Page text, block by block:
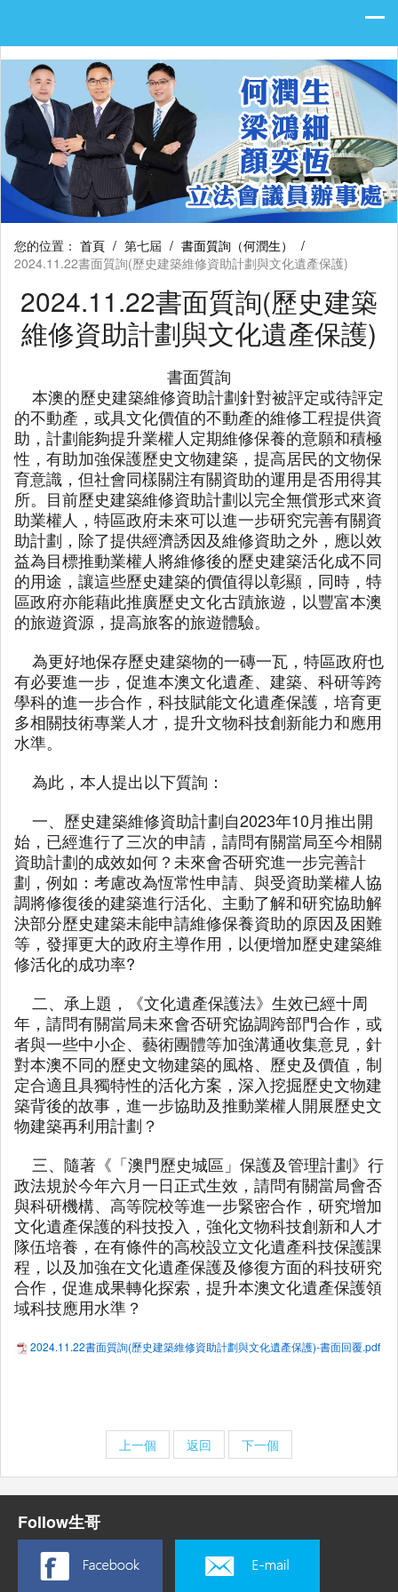
您的位置： 首頁 / 第七屆 / 書面質詢（何潤生）
/
2024.11.22書面質詢(歷史建築維修資助計劃與文化遺產保護)
2024.11.22書面質詢(歷史建築
維修資助計劃與文化遺產保護)
書面質詢
本澳的歷史建築維修資助計劃針對被評定或待評定
的不動產，或具文化價值的不動產的維修工程提供資
助，計劃能夠提升業權人定期維修保養的意願和積極
性，有助加強保護歷史文物建築，提高居民的文物保
育意識，但社會同樣關注有關資助的運用是否用得其
所。目前歷史建築維修資助計劃以完全無償形式來資
助業權人，特區政府未來可以進一步研究完善有關資
助計劃，除了提供經濟誘因及維修資助之外，應以效
益為目標推動業權人將維修後的歷史建築活化成不同
的用途，讓這些歷史建築的價值得以彰顯，同時，特
區政府亦能藉此推廣歷史文化古蹟旅遊，以豐富本澳
的旅遊資源，提高旅客的旅遊體驗。
為更好地保存歷史建築物的一磚一瓦，特區政府也
有必要進一步，促進本澳文化遺產、建築、科研等跨
學科的進一步合作，科技賦能文化遺產保護，培育更
多相關技術專業人才，提升文物科技創新能力和應用
水準。
為此，本人提出以下質詢：
一、歷史建築維修資助計劃自2023年10月推出開
始，已經進行了三次的申請，請問有關當局至今相關
資助計劃的成效如何？未來會否研究進一步完善計
劃，例如：考慮改為恆常性申請、與受資助業權人協
調將修復後的建築進行活化、主動了解和研究協助解
決部分歷史建築未能申請維修保養資助的原因及困難
等，發揮更大的政府主導作用，以便增加歷史建築維
修活化的成功率?
二、承上題，《文化遺產保護法》生效已經十周
年，請問有關當局未來會否研究協調跨部門合作，或
者與一些中小企、藝術團體等加強溝通收集意見，針
對本澳不同的歷史文物建築的風格、歷史及價值，制
定合適且具獨特性的活化方案，深入挖掘歷史文物建
築背後的故事，進一步協助及推動業權人開展歷史文
物建築再利用計劃？
三、隨著《「澳門歷史城區」保護及管理計劃》行
政法規於今年六月一日正式生效，請問有關當局會否
與科研機構、高等院校等進一步緊密合作，研究增加
文化遺產保護的科技投入，強化文物科技創新和人才
隊伍培養，在有條件的高校設立文化遺產科技保護課
程，以及加強在文化遺產保護及修復方面的科技研究
合作，促進成果轉化探索，提升本澳文化遺產保護領
域科技應用水準？
2024.11.22書面質詢(歷史建築維修資助計劃與文化遺產保護)-書面回覆.pdf
上一個 返回 下一個
Follow生哥